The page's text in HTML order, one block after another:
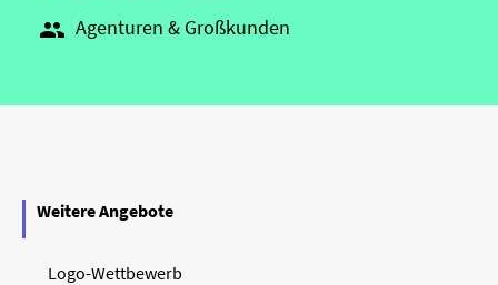
 Agenturen & Großkunden
Weitere Angebote
Logo-Wettbewerb